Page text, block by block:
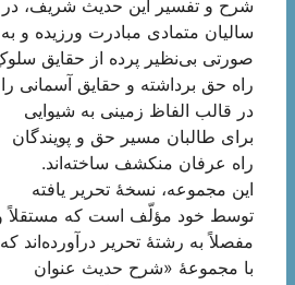
شرح و تفسیر این حدیث شریف، در
سالیان متمادی مبادرت ورزیده و به
صورتی بی‌نظیر پرده از حقایق سلوکِ
راه حق برداشته و حقایق آسمانی را
در قالب الفاظ زمینی به شیوایی
برای طالبان مسیر حق و پویندگان
راه عرفان منکشف ساخته‌اند.
این مجموعه، نسخۀ تحریر یافته
توسط خود مؤلّف است که مستقلاً و
مفصلاً به رشتۀ تحریر درآورده‌اند که
با مجموعۀ «شرح حدیث عنوان